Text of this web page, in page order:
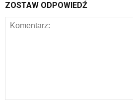
ZOSTAW ODPOWIEDŹ